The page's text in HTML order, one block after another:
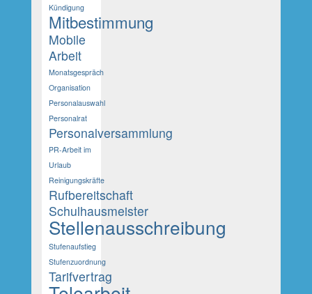
Kündigung
Mitbestimmung
Mobile
Arbeit
Monatsgespräch
Organisation
Personalauswahl
Personalrat
Personalversammlung
PR-Arbeit im
Urlaub
Reinigungskräfte
Rufbereitschaft
Schulhausmeister
Stellenausschreibung
Stufenaufstieg
Stufenzuordnung
Tarifvertrag